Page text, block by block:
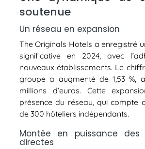
soutenue
Un réseau en expansion
The Originals Hotels a enregistré
significative en 2024, avec
nouveaux établissements. Le
groupe a augmenté de 1,53 %,
millions d’euros. Cette
présence du réseau, qui compte
de 300 hôteliers indépendants.
Montée en puissance des
directes